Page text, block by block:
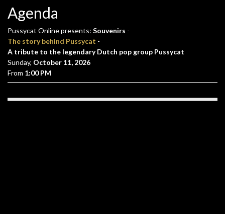
Agenda
Pussycat Online presents: Souvenirs -
The story behind Pussycat -
A tribute to the legendary Dutch pop group Pussycat
Sunday, October 11, 2026
From 1:00 PM